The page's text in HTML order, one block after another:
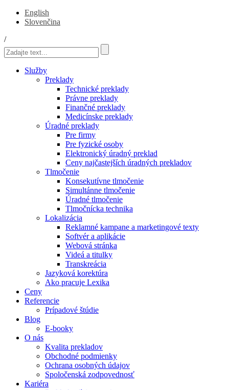
English
Slovenčina
/
Služby
Preklady
Technické preklady
Právne preklady
Finančné preklady
Medicínske preklady
Úradné preklady
Pre firmy
Pre fyzické osoby
Elektronický úradný preklad
Ceny najčastejších úradných prekladov
Tlmočenie
Konsekutívne tlmočenie
Simultánne tlmočenie
Úradné tlmočenie
Tlmočnícka technika
Lokalizácia
Reklamné kampane a marketingové texty
Softvér a aplikácie
Webová stránka
Videá a titulky
Transkreácia
Jazyková korektúra
Ako pracuje Lexika
Ceny
Referencie
Prípadové štúdie
Blog
E-booky
O nás
Kvalita prekladov
Obchodné podmienky
Ochrana osobných údajov
Spoločenská zodpovednosť
Kariéra